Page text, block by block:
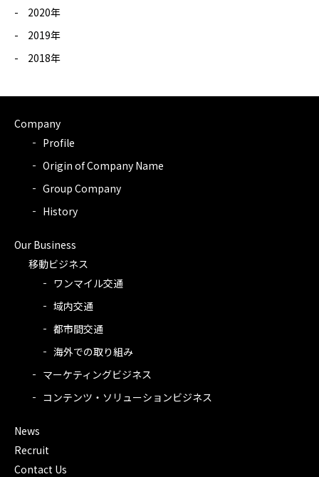
2020年
2019年
2018年
Company
Profile
Origin of Company Name
Group Company
History
Our Business
移動ビジネス
ワンマイル交通
域内交通
都市間交通
海外での取り組み
マーケティングビジネス
コンテンツ・ソリューションビジネス
News
Recruit
Contact Us